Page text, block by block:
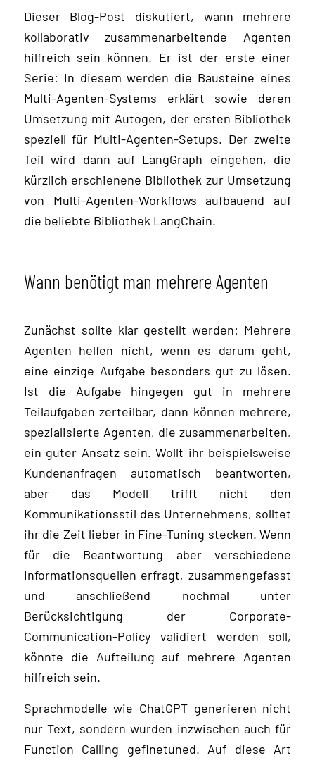
Dieser Blog-Post diskutiert, wann mehrere
kollaborativ zusammenarbeitende Agenten
hilfreich sein können. Er ist der erste einer
Serie: In diesem werden die Bausteine eines
Multi-Agenten-Systems erklärt sowie deren
Umsetzung mit Autogen, der ersten Bibliothek
speziell für Multi-Agenten-Setups. Der zweite
Teil wird dann auf LangGraph eingehen, die
kürzlich erschienene Bibliothek zur Umsetzung
von Multi-Agenten-Workflows aufbauend auf
die beliebte Bibliothek LangChain.
Wann benötigt man mehrere Agenten
Zunächst sollte klar gestellt werden: Mehrere
Agenten helfen nicht, wenn es darum geht,
eine einzige Aufgabe besonders gut zu lösen.
Ist die Aufgabe hingegen gut in mehrere
Teilaufgaben zerteilbar, dann können mehrere,
spezialisierte Agenten, die zusammenarbeiten,
ein guter Ansatz sein. Wollt ihr beispielsweise
Kundenanfragen automatisch beantworten,
aber das Modell trifft nicht den
Kommunikationsstil des Unternehmens, solltet
ihr die Zeit lieber in Fine-Tuning stecken. Wenn
für die Beantwortung aber verschiedene
Informationsquellen erfragt, zusammengefasst
und anschließend nochmal unter
Berücksichtigung der Corporate-
Communication-Policy validiert werden soll,
könnte die Aufteilung auf mehrere Agenten
hilfreich sein.
Sprachmodelle wie ChatGPT generieren nicht
nur Text, sondern wurden inzwischen auch für
Function Calling gefinetuned. Auf diese Art